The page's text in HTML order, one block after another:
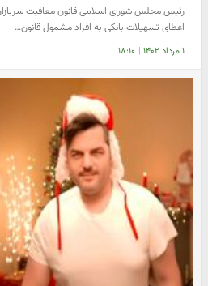
رئیس مجلس شورای اسلامی قانون معافیت
اعطای تسهیلات بانکی به افراد مشمول قانون…
۱ مرداد ۱۴۰۲ | ۱۸:۱۰